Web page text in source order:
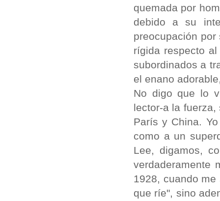
quemada por
debido a su
preocupación
rígida respecto
subordinados a
el enano
No digo que lo
lector-a la
París y China.
como a un
Lee, digamos,
verdaderamente
1928, cuando
que ríe", sino